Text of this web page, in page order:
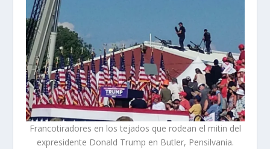
Francotiradores en los tejados que rodean el mitin del
expresidente Donald Trump en Butler, Pensilvania.